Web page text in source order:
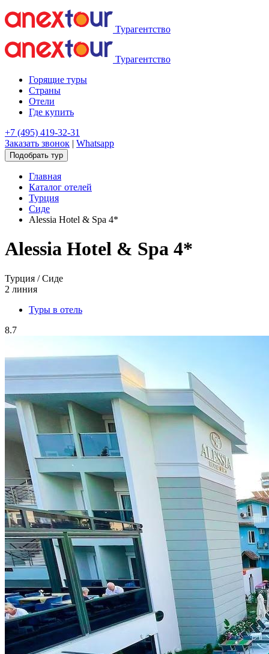
Турагентство
Турагентство
Горящие туры
Страны
Отели
Где купить
+7 (495) 419-32-31
Заказать звонок | Whatsapp
Подобрать тур
Главная
Каталог отелей
Турция
Сиде
Alessia Hotel & Spa 4*
Alessia Hotel & Spa 4*
Турция / Сиде
2 линия
Туры в отель
8.7